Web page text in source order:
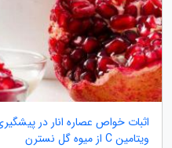
اثبات خواص عصاره انار در
ویتامین C از میوه گل نسترن